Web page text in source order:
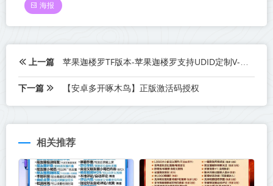
海报
上一篇 苹果迦楼罗TF版本-苹果迦楼罗支持UDID定制V-支持无限多开实时消息
下一篇 【安卓多开啄木鸟】正版激活码授权
相关推荐